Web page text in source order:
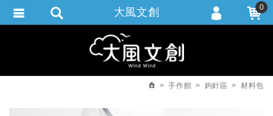
手作館 鉤針區 材料包
大風文創 0
會員登入
會員註冊
忘記密碼
繁體中文